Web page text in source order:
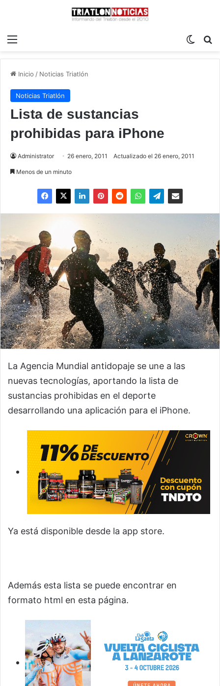
Inicio / Noticias Triatlón
Noticias Triatlón
Lista de sustancias
prohibidas para iPhone
Administrator 26 enero, 2011 Actualizado el 26 enero, 2011
Menos de un minuto
La Agencia Mundial antidopaje se une a las
nuevas tecnologías, aportando la lista de
sustancias prohibidas en el deporte
desarrollando una aplicación para el iPhone.
Ya está disponible desde la app store.
Además esta lista se puede encontrar en
formato html en esta página.